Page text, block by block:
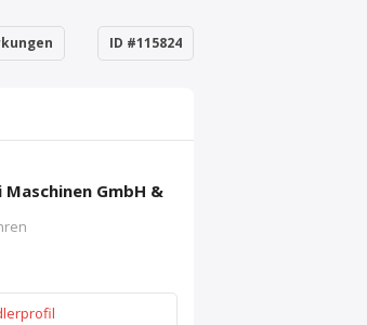
ID #115824
Maschinen GmbH &